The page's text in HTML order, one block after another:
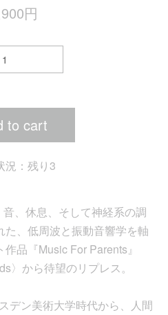
円
to cart
況：残り3
、休息、そして神経系の調
、低周波と振動音響学を軸
品『Music For Parents』
〉から待望のリプレス。
デン美術大学時代から、人間